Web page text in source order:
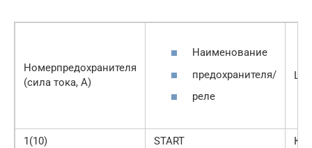
Номерпредохранителя
(сила тока, А)
Наименование
предохранителя/
реле
1(10) START